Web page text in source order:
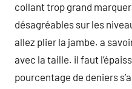
collant trop grand
désagréables sur les
allez plier la jambe. a
avec la taille. il faut
pourcentage de deniers